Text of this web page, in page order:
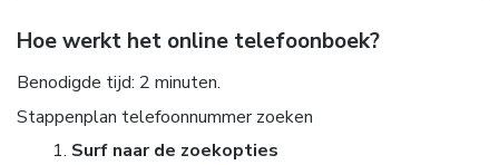
Hoe werkt het online telefoonboek?
Benodigde tijd: 2 minuten.
Stappenplan telefoonnummer zoeken
Surf naar de zoekopties